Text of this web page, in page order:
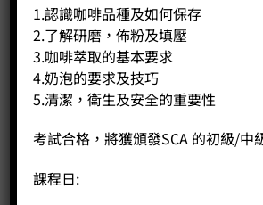
1.認識咖啡品種及如何保存
2.了解研磨，佈粉及填壓
3.咖啡萃取的基本要求
4.奶泡的要求及技巧
5.清潔，衛生及安全的重要性
考試合格，將獲頒發SCA 的初級/中
課程日: